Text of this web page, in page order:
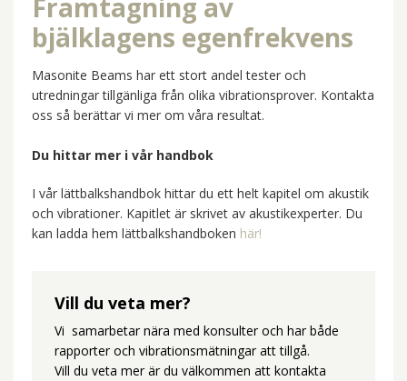
Framtagning av
bjälklagens egenfrekvens
Masonite Beams har ett stort andel tester och
utredningar tillgänliga från olika vibrationsprover. Kontakta
oss så berättar vi mer om våra resultat.
Du hittar mer i vår handbok
I vår lättbalkshandbok hittar du ett helt kapitel om akustik
och vibrationer. Kapitlet är skrivet av akustikexperter. Du
kan ladda hem lättbalkshandboken här!
Vill du veta mer?
Vi samarbetar nära med konsulter och har både
rapporter och vibrationsmätningar att tillgå.
Vill du veta mer är du välkommen att kontakta